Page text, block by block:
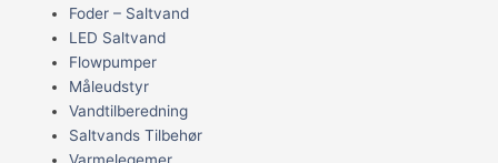
Foder – Saltvand
LED Saltvand
Flowpumper
Måleudstyr
Vandtilberedning
Saltvands Tilbehør
Varmelegemer